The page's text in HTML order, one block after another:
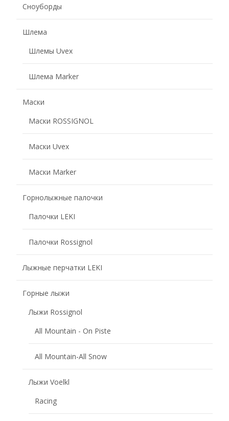
Сноуборды
Шлема
Шлемы Uvex
Шлема Marker
Маски
Маски ROSSIGNOL
Маски Uvex
Маски Marker
Горнолыжные палочки
Палочки LEKI
Палочки Rossignol
Лыжные перчатки LEKI
Горные лыжи
Лыжи Rossignol
All Mountain - On Piste
All Mountain-All Snow
Лыжи Voelkl
Racing